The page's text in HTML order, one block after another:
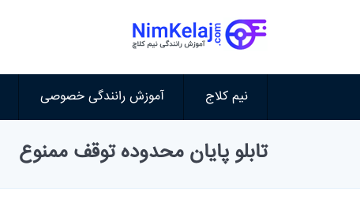
نیم کلاج آموزش رانندگی خصوصی
تابلو پایان محدوده توقف ممنوع